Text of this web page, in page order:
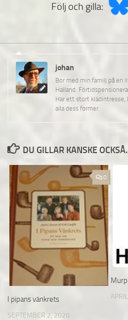
Följ och gilla:
johan
Bor med min familj på en
Halland.
Har ett stort
alla dess former.
DU GILLAR KANSKE
0
I pipans vänkrets
SEPTEMBER 2, 2020